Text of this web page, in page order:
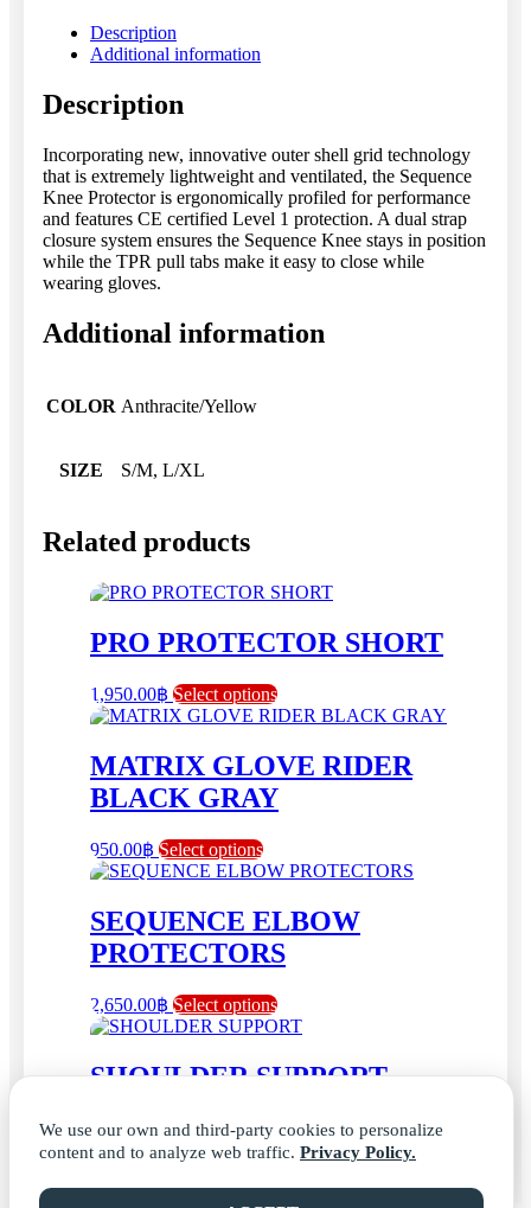
Description
Additional information
Description
Incorporating new, innovative outer shell grid technology
that is extremely lightweight and ventilated, the Sequence
Knee Protector is ergonomically profiled for performance
and features CE certified Level 1 protection. A dual strap
closure system ensures the Sequence Knee stays in position
while the TPR pull tabs make it easy to close while
wearing gloves.
Additional information
COLOR Anthracite/Yellow
SIZE S/M, L/XL
Related products
PRO PROTECTOR SHORT
1,950.00฿ Select optionsThis
product
multiple
variants.
be
chosen
the
product
page
MATRIX GLOVE RIDER
BLACK GRAY
950.00฿ Select optionsThis
product
multiple
variants.
The
may
be
chosen
the
page
SEQUENCE ELBOW
PROTECTORS
2,650.00฿ Select optionsThis
product
multiple
options
may
chosen
SHOULDER SUPPORT
1,550.00฿ Select options This
product
multiple
We use our own and third-party cookies to personalize
content and to analyze web traffic. Privacy Policy.